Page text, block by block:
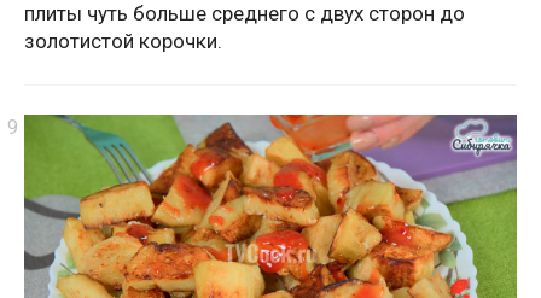
плиты чуть больше среднего с двух сторон до
золотистой корочки.